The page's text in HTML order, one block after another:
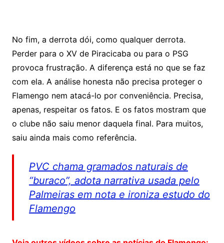
No fim, a derrota dói, como qualquer derrota.
Perder para o XV de Piracicaba ou para o PSG
provoca frustração. A diferença está no que se faz
com ela. A análise honesta não precisa proteger o
Flamengo nem atacá-lo por conveniência. Precisa,
apenas, respeitar os fatos. E os fatos mostram que
o clube não saiu menor daquela final. Para muitos,
saiu ainda mais como referência.
PVC chama gramados naturais de
“buraco”, adota narrativa usada pelo
Palmeiras em nota e ironiza estudo do
Flamengo